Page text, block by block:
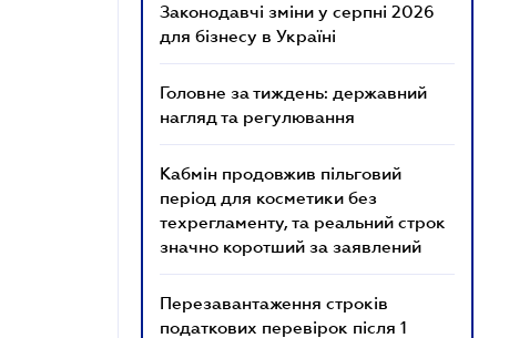
Законодавчі зміни у серпні 2026
для бізнесу в Україні
Головне за тиждень: державний
нагляд та регулювання
Кабмін продовжив пільговий
період для косметики без
техрегламенту, та реальний строк
значно коротший за заявлений
Перезавантаження строків
податкових перевірок після 1